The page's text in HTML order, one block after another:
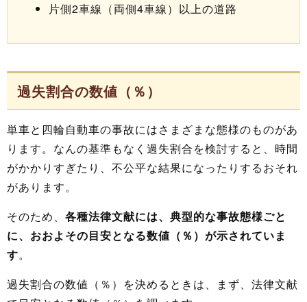
片側2車線（両側4車線）以上の道路
過失割合の数値（％）
単車と四輪自動車の事故にはさまざまな態様のものがあ
ります。なんの基準もなく過失割合を検討すると、時間
がかかりすぎたり、不公平な結果になったりするおそれ
があります。
そのため、 各種法律文献には、典型的な事故態様ごと
に、おおよその目安となる数値（％）が示されていま
す。
過失割合の数値（％）を決めるときは、まず、法律文献